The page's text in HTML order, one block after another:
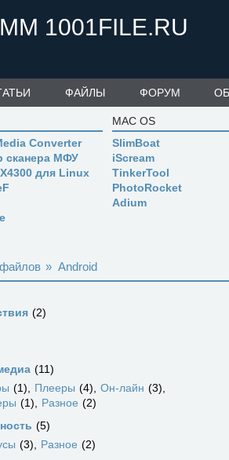
1001FILE.RU
ФАЙЛЫ ФОРУМ
Converter
сканера МФУ
для Linux
MAC OS
SlimBoat
iScream
TinkerTool
PhotoRocket
Adium
» Android
2
11
1 Плееры 4 Он-лайн
3
1 Разное 2
5
3 Разное 2